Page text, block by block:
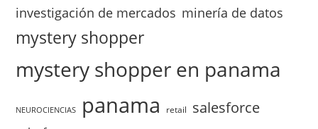
investigación de mercados minería de datos
mystery shopper
mystery shopper en panama
NEUROCIENCIAS panama retail salesforce